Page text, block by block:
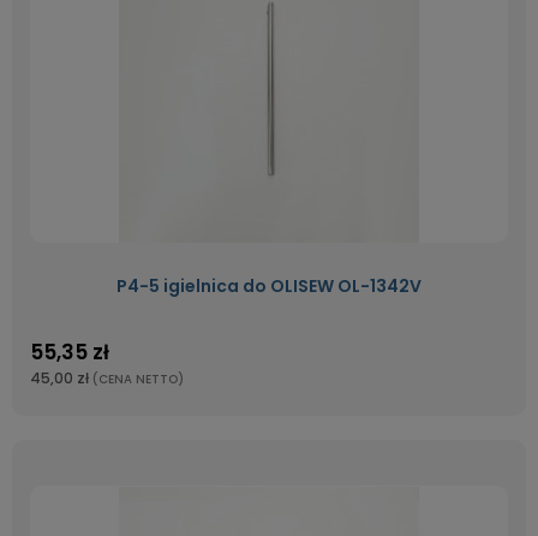
P4-5 igielnica do OLISEW OL-1342V
55,35 zł
45,00 zł (CENA NETTO)